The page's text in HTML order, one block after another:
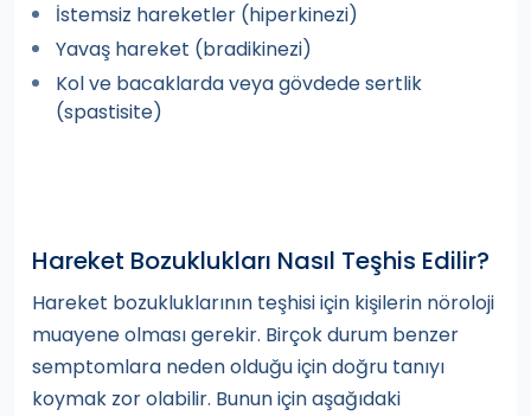
İstemsiz hareketler (hiperkinezi)
Yavaş hareket (bradikinezi)
Kol ve bacaklarda veya gövdede sertlik
(spastisite)
Hareket Bozuklukları Nasıl Teşhis Edilir?
Hareket bozukluklarının teşhisi için kişilerin nöroloji
muayene olması gerekir. Birçok durum benzer
semptomlara neden olduğu için doğru tanıyı
koymak zor olabilir. Bunun için aşağıdaki